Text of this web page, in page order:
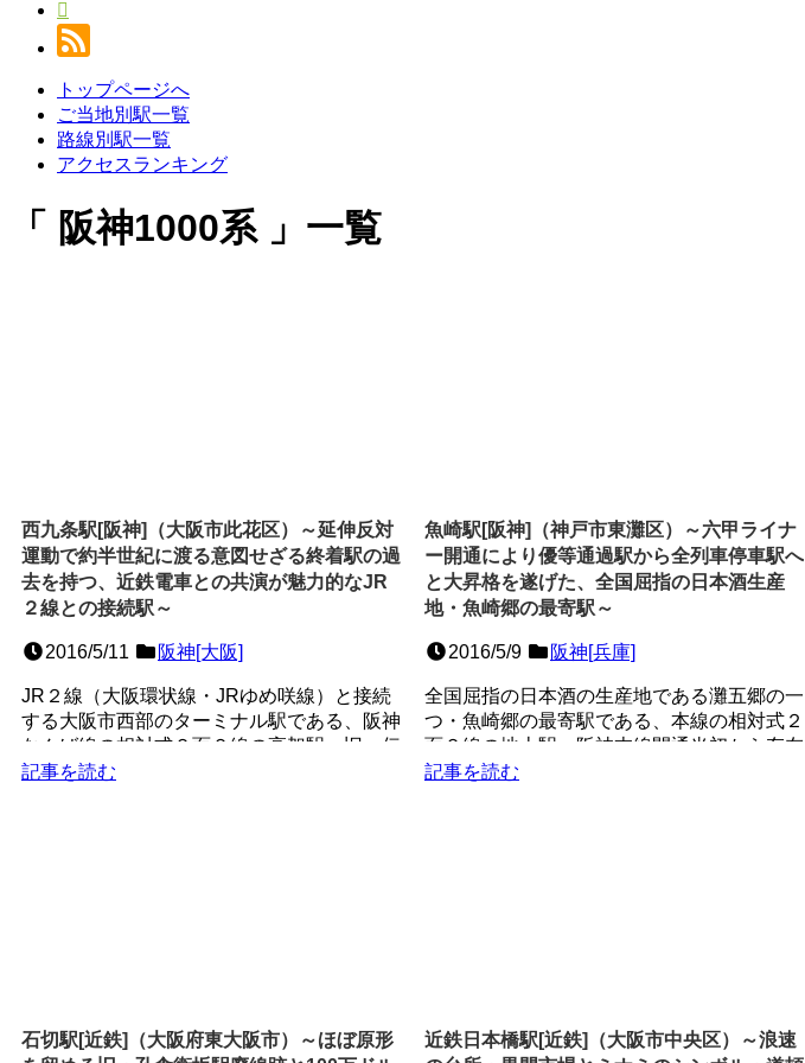
トップページへ
ご当地別駅一覧
路線別駅一覧
アクセスランキング
阪神1000系 一覧
西九条駅[阪神]（大阪市此花区）～延伸反対
運動で約半世紀に渡る意図せざる終着駅の過
去を持つ、近鉄電車との共演が魅力的なJR
２線との接続駅～
2016/5/11 阪神[大阪]
JR２線（大阪環状線・JRゆめ咲線）と接続
する大阪市西部のターミナル駅である、阪神
なんば線の相対式２面２線の高架駅。旧・伝
法線の延伸により開...
記事を読む
魚崎駅[阪神]（神戸市東灘区）～六甲ライナ
ー開通により優等通過駅から全列車停車駅へ
と大昇格を遂げた、全国屈指の日本酒生産
地・魚崎郷の最寄駅～
2016/5/9 阪神[兵庫]
全国屈指の日本酒の生産地である灘五郷の一
つ・魚崎郷の最寄駅である、本線の相対式２
面２線の地上駅。阪神本線開通当初から存在
する非常に歴史ある駅...
記事を読む
石切駅[近鉄]（大阪府東大阪市）～ほぼ原形
近鉄日本橋駅[近鉄]（大阪市中央区）～浪速